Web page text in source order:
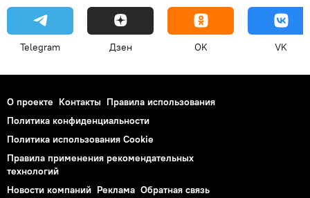
Telegram Дзен OK VK
О проекте Контакты Правила использования
Политика конфиденциальности
Политика использования Cookie
Правила применения рекомендательных
технологий
Новости компаний Реклама Обратная связь